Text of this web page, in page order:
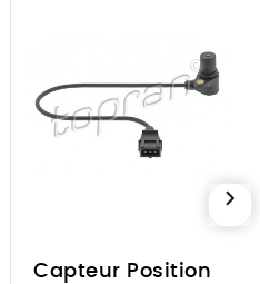
Capteur Position
chevron_right